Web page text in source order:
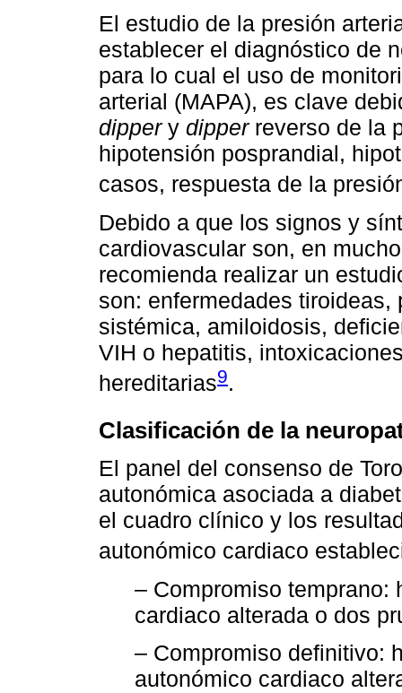
El estudio de la presión
establecer el diagnóstico de
para lo cual el uso de
arterial (MAPA), es clave
dippery dipperreverso de la
hipotensión posprandial,
casos, respuesta de la
Debido a que los signos y
cardiovascular son, en
recomienda realizar un
son: enfermedades
sistémica, amiloidosis,
VIH o hepatitis,
hereditarias9.
Clasificación de la
El panel del consenso de
autonómica asociada a
el cuadro clínico y los
autonómico cardiaco
– Compromiso temprano:
cardiaco alterada o dos
– Compromiso definitivo:
autonómico cardiaco